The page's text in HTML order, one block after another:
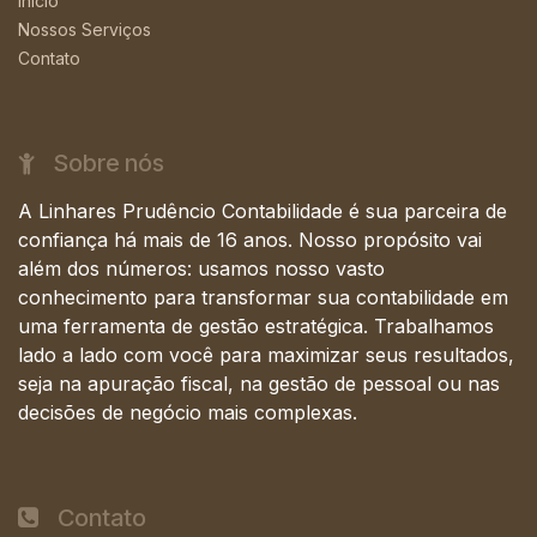
Nossos Serviços
Contato
Sobre nós
A Linhares Prudêncio Contabilidade é sua parceira de
confiança há mais de 16 anos. Nosso propósito vai
além dos números: usamos nosso vasto
conhecimento para transformar sua contabilidade em
uma ferramenta de gestão estratégica. Trabalhamos
lado a lado com você para maximizar seus resultados,
seja na apuração fiscal, na gestão de pessoal ou nas
decisões de negócio mais complexas.
Contato